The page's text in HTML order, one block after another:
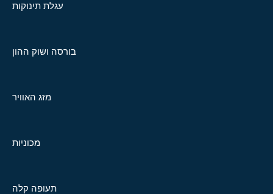
עגלת תינוקות
בורסה ושוק ההון
מזג האוויר
מכוניות
תעופה קלה